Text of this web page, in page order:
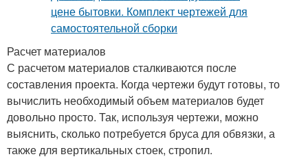
Расчет материалов
С расчетом материалов сталкиваются после
составления проекта. Когда чертежи будут готовы, то
вычислить необходимый объем материалов будет
довольно просто. Так, используя чертежи, можно
выяснить, сколько потребуется бруса для обвязки, а
также для вертикальных стоек, стропил.